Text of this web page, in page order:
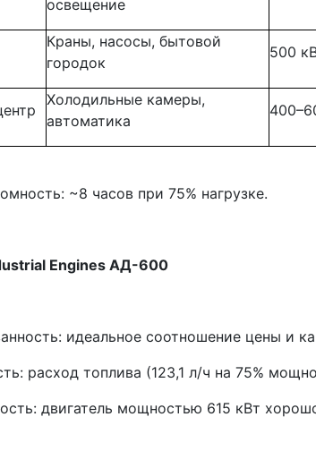
освещение
Краны, насосы, бытовой
городок
500
Холодильные камеры,
автоматика
~8 часов при 75% нагрузке.
Engines АД-600
идеальное соотношение цены и
расход топлива (123,1 л/ч на 75%
двигатель мощностью 615 кВт